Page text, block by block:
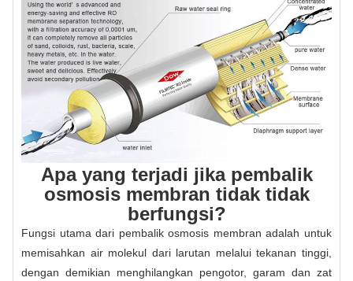
Apa yang terjadi jika pembalik
osmosis membran tidak tidak
berfungsi?
Fungsi utama dari pembalik osmosis membran adalah untuk
memisahkan air molekul dari larutan melalui tekanan tinggi,
dengan demikian menghilangkan pengotor, garam dan zat